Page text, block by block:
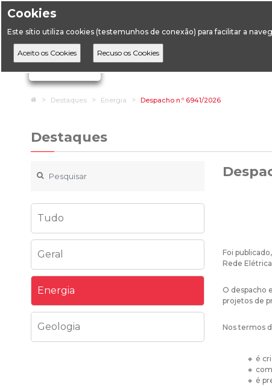
Cookies
Este sítio utiliza cookies (testemunhos de conexão) para facilitar a
Ignorar links de navegação
HomeDestaques Energia Despacho n.º 6941/2026
Destaques
Tudo
Geral
Energia
Geologia
Foi
Rede Elétrica
O despacho
projetos de
Nos termos
🔸 é
🔸
🔸 é